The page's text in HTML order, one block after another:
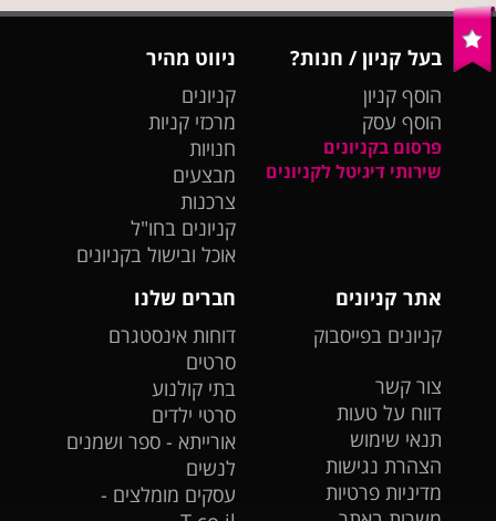
בעל קניון / חנות?
הוסף קניון
הוסף עסק
פרסום בקניונים
שירותי דיגיטל לקניונים
ניווט מהיר
קניונים
מרכזי קניות
חנויות
מבצעים
צרכנות
קניונים בחו"ל
אוכל ובישול בקניונים
אתר קניונים
קניונים בפייסבוק
צור קשר
דווח על טעות
תנאי שימוש
הצהרת נגישות
מדיניות פרטיות
חברים שלנו
דוחות אינסטגרם
סרטים
בתי קולנוע
סרטי ילדים
אורייתא - ספר ושמנים
לנשים
עסקים מומלצים -